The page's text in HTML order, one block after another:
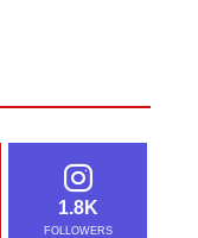
1.8K
FOLLOWERS